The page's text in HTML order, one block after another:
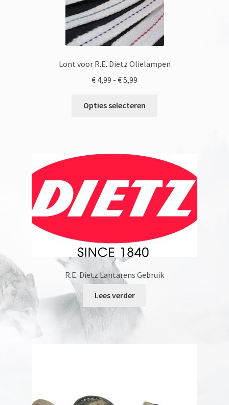
Lont voor R.E. Dietz Olielampen
€ 4,99 - €5,99
tot
Opties selecteren
Deze
kan
gekozen
worden
de
R.E. Dietz Lantarens Gebruik
Lees verder